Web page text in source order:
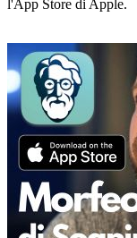
l'App Store di Apple.